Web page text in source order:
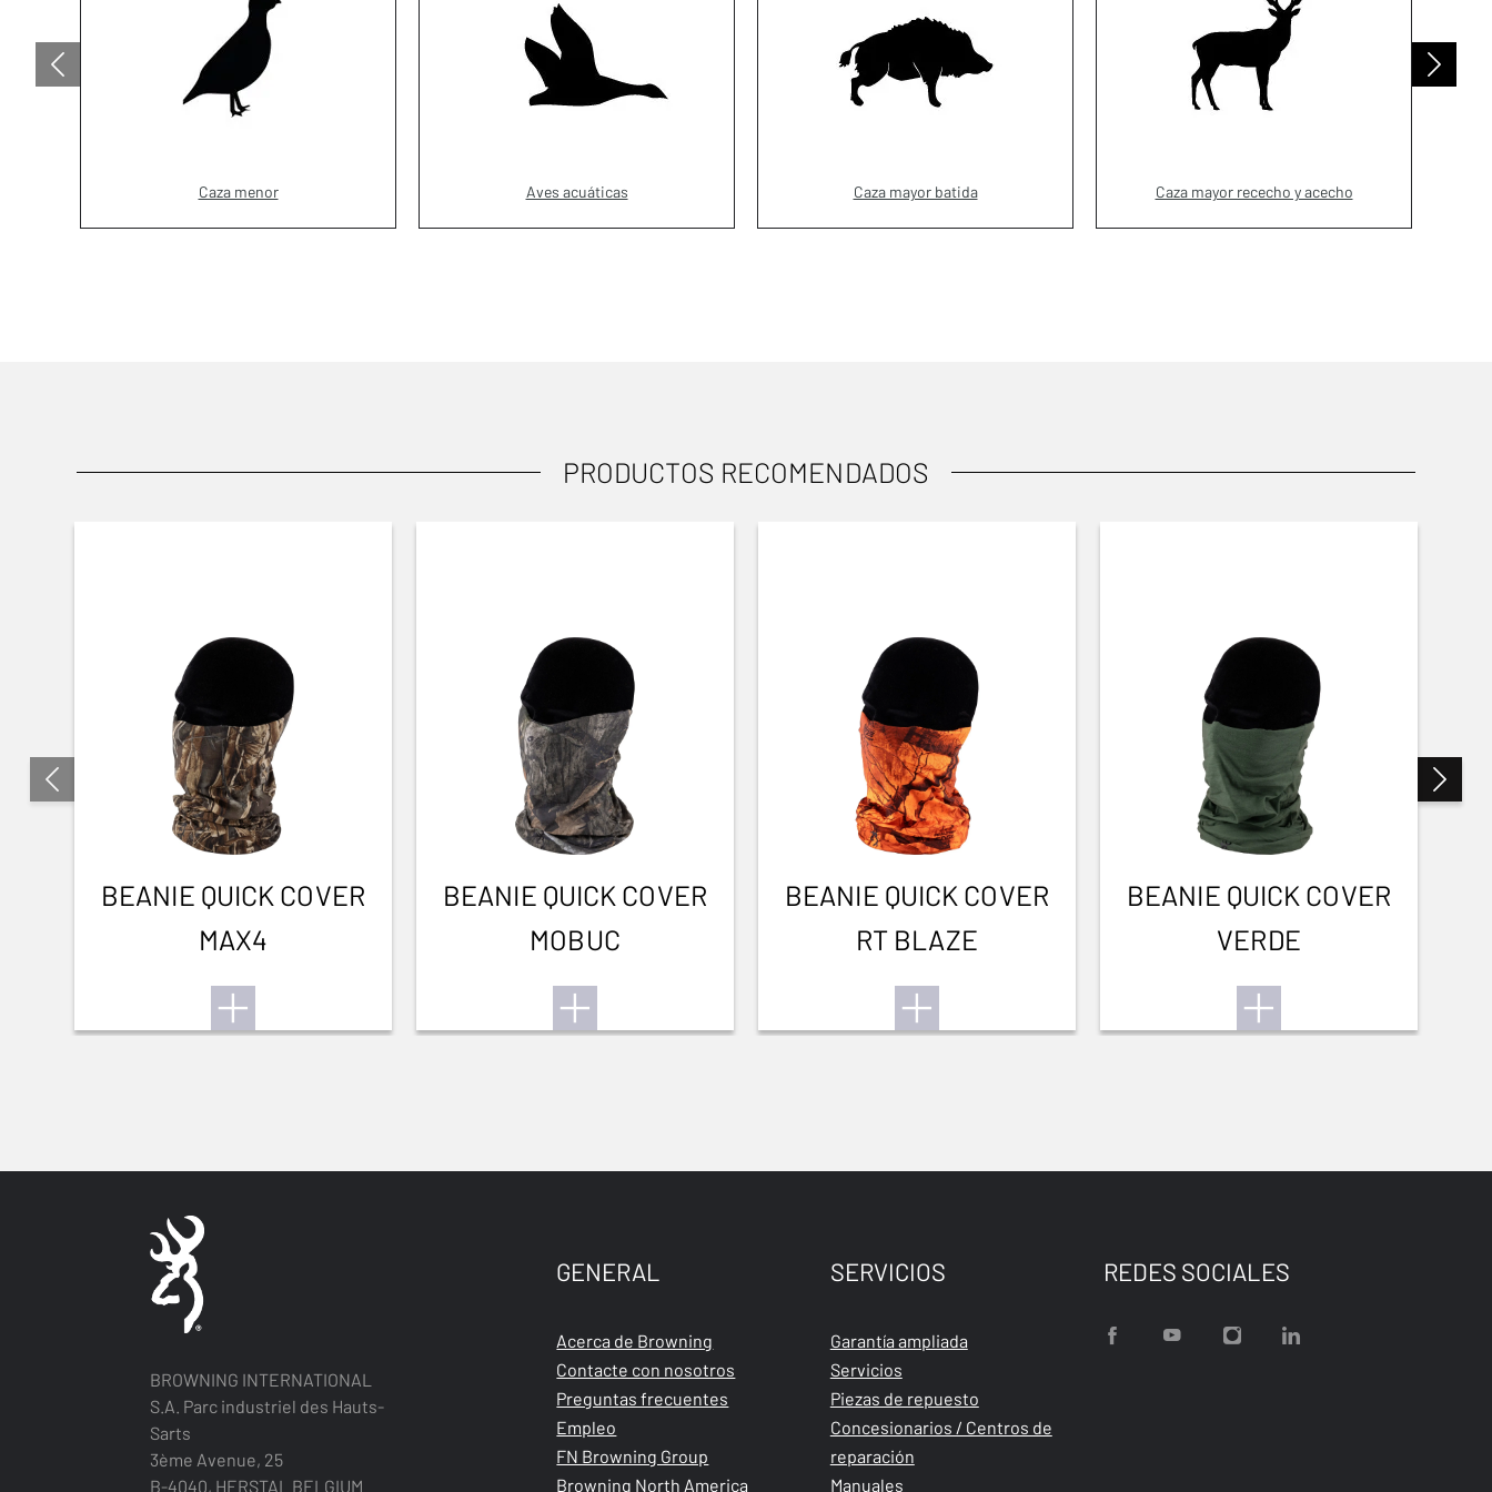
Caza menor Aves acuáticas Caza mayor batida Caza mayor rececho y acecho
PRODUCTOS RECOMENDADOS
BEANIE QUICK COVER
MAX4
BEANIE QUICK COVER
MOBUC
BEANIE QUICK COVER
RT BLAZE
BEANIE QUICK COVER
VERDE
BROWNING INTERNATIONAL
S.A. Parc industriel des Hauts-
Sarts
3ème Avenue, 25
B-4040, HERSTAL BELGIUM
GENERAL
Acerca de Browning
Contacte con nosotros
Preguntas frecuentes
Empleo
FN Browning Group
Browning North America
SERVICIOS
Garantía ampliada
Servicios
Piezas de repuesto
Concesionarios / Centros de
reparación
Manuales
REDES SOCIALES